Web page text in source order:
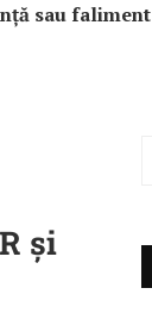
sau faliment
și